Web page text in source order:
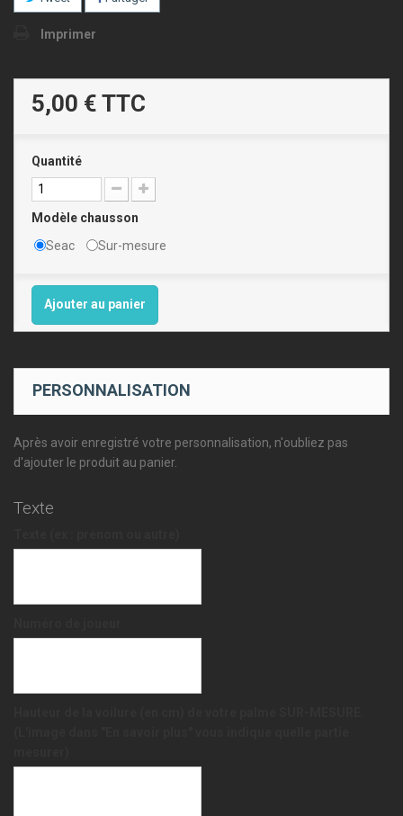
Imprimer
5,00 € TTC
Quantité
Modèle chausson
Seac
Sur-mesure
Ajouter au panier
PERSONNALISATION
Après avoir enregistré votre personnalisation, n'oubliez pas
d'ajouter le produit au panier.
Texte